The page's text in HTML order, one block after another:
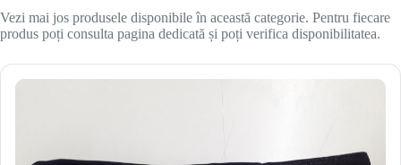
Vezi mai jos produsele disponibile în această categorie. Pentru fiecare
produs poți consulta pagina dedicată și poți verifica disponibilitatea.